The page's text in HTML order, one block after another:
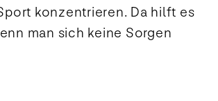
konzentrieren. Da hilft es
man sich keine Sorgen